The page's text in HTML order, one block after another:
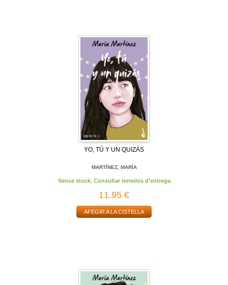
YO, TÚ Y UN QUIZÁS
MARTÍNEZ, MARÍA
Sense stock. Consultar terminis d'entrega
11,95 €
AFEGIR A LA CISTELLA